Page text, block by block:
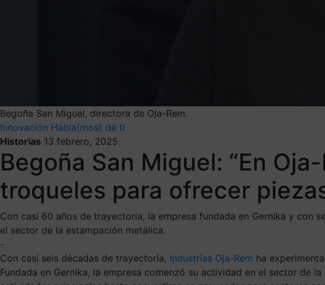
Begoña San Miguel, directora de Oja-Rem.
Innovación Habla(mos) de ti
Historias 13 febrero, 2025
Begoña San Miguel: “En
troqueles para ofrecer
Con casi 60 años de trayectoria, la empresa fundada en Gernika y con
el sector de la estampación metálica.
-
Con casi seis décadas de trayectoria, Industrias Oja-Rem ha
Fundada en Gernika, la empresa comenzó su actividad en el sector de